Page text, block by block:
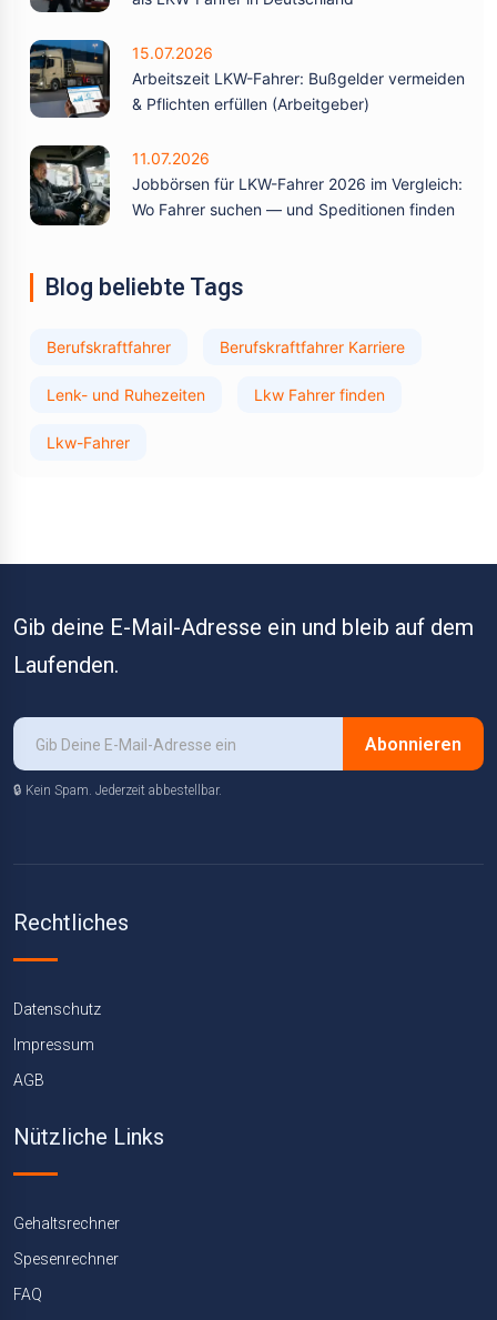
15.07.2026
Arbeitszeit LKW-Fahrer: Bußgelder vermeiden
& Pflichten erfüllen (Arbeitgeber)
11.07.2026
Jobbörsen für LKW-Fahrer 2026 im Vergleich:
Wo Fahrer suchen — und Speditionen finden
Blog beliebte Tags
Berufskraftfahrer Berufskraftfahrer Karriere
Lenk- und Ruhezeiten Lkw Fahrer finden
Lkw-Fahrer
Gib deine E-Mail-Adresse ein und bleib auf dem
Laufenden.
Abonnieren
🔒 Kein Spam. Jederzeit abbestellbar.
Rechtliches
Datenschutz
Impressum
AGB
Nützliche Links
Gehaltsrechner
Spesenrechner
FAQ